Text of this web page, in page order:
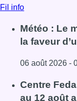
Fil info
Météo : Le
la faveur
06 août 2026 -
Lire l'article
Centre
au 12 août